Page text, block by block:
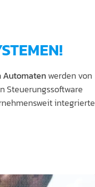
Automatenwerden von
Steuerungssoftware
integrierte